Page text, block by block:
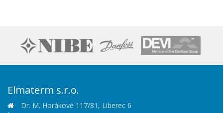
Elmaterm s.r.o.
Dr. M. Horákové 117/81, Liberec 6